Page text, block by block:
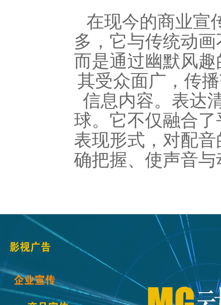
在现今的商业宣
多，它与传统动
而是通过幽默风
其受众面广，传
信息内容。表达
球。它不仅融合
表现形式，对配
确把握、使声音